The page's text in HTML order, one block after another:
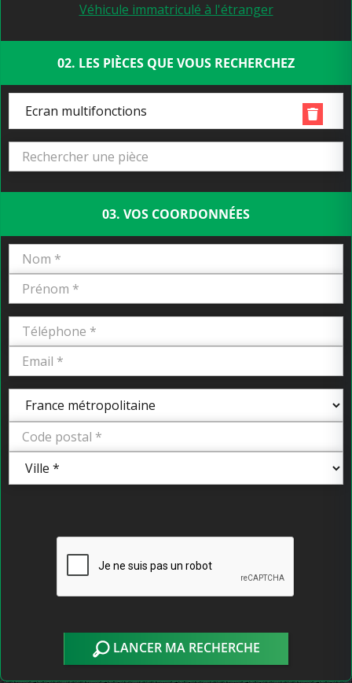
Véhicule immatriculé à l'étranger
02. LES PIÈCES QUE VOUS RECHERCHEZ
Ecran multifonctions
03. VOS COORDONNÉES
LANCER MA RECHERCHE